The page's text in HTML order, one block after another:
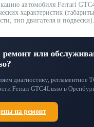
автомобиля Ferrari
характеристик
тип двигателя и подвески).
ремонт или
диагностику, регламентное
Ferrari GTC4Lusso в
на ремонт